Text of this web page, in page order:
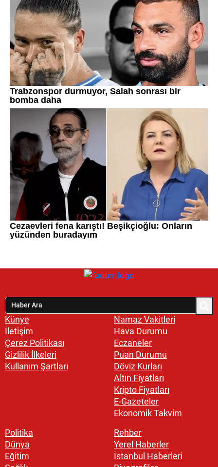
Künye
İletişim
Çerez Politikası
Gizlilik İlkeleri
Kullanım Şartları
Namaz Vakitleri
Hava Durumu
Eczaneler
Puan Durumu
Döviz Kurları
Altın Fiyatları
Kripto Fiyatları
E-Gazeteler
Ekonomik Takvim
Politika
Dünya
Eğitim
Rehber
Yerel Haberler
İstanbul Haberleri